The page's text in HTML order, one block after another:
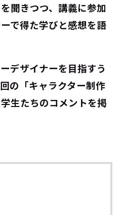
聞きつつ、講義に参加
で得た学びと感想を語
デザイナーを目指すう
の「キャラクター制作
生たちのコメントを掲